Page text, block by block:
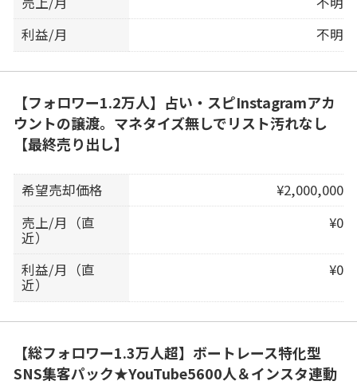
利益/月
不明
【フォロワー1.2万人】占い・スピInstagramアカ
ウントの譲渡。マネタイズ無しでリスト汚れなし
【最終売り出し】
希望売却価格
¥2,000,000
売上/月（直
近）
¥0
利益/月（直
近）
¥0
【総フォロワー1.3万人超】ボートレース特化型
SNS集客パック★YouTube5600人＆インスタ連動